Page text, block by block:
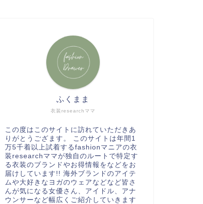
衣装researchママ
ふくまま
この度はこのサイトに訪れていただきあ
りがとうござます。 このサイトは年間1
万5千着以上試着するfashionマニアの衣
装researchママが独自のルートで特定す
る衣装のブランドやお得情報をなどをお
届けしています!! 海外ブランドのアイテ
ムや大好きなヨガのウェアなどなど皆さ
んが気になる女優さん、アイドル、アナ
ウンサーなど幅広くご紹介していきます